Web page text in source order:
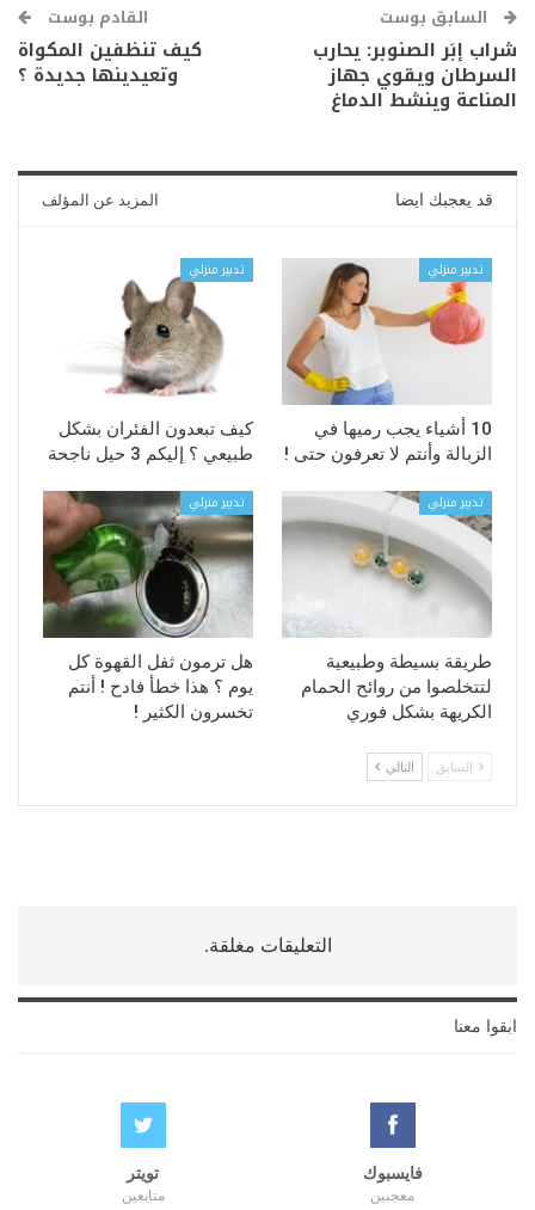
السابق بوست
شراب إبَر الصنوبر: يحارب
السرطان ويقوي جهاز
المناعة وينشط الدماغ
القادم بوست
كيف تنظفين المكواة
وتعيدينها جديدة ؟
قد يعجبك ايضا المزيد عن المؤلف
تدبير منزلي
10 أشياء يجب رميها في
الزبالة وأنتم لا تعرفون حتى !
تدبير منزلي
كيف تبعدون الفئران بشكل
طبيعي ؟ إليكم 3 حيل ناجحة
تدبير منزلي
طريقة بسيطة وطبيعية
لتتخلصوا من روائح الحمام
الكريهة بشكل فوري
تدبير منزلي
هل ترمون ثفل القهوة كل
يوم ؟ هذا خطأ فادح ! أنتم
تخسرون الكثير !
السابق التالي
التعليقات مغلقة.
ابقوا معنا
فايسبوك
معجبين
تويتر
متابعين